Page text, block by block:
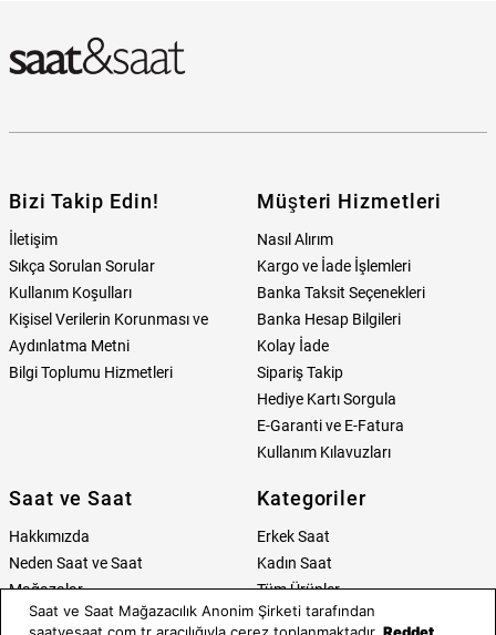
Bizi Takip Edin!
İletişim
Sıkça Sorulan Sorular
Kullanım Koşulları
Kişisel Verilerin Korunması ve
Aydınlatma Metni
Bilgi Toplumu Hizmetleri
Müşteri Hizmetleri
Nasıl Alırım
Kargo ve İade İşlemleri
Banka Taksit Seçenekleri
Banka Hesap Bilgileri
Kolay İade
Sipariş Takip
Hediye Kartı Sorgula
E-Garanti ve E-Fatura
Kullanım Kılavuzları
Saat ve Saat
Hakkımızda
Neden Saat ve Saat
Mağazalar
Kurumsal Satış
Kategoriler
Erkek Saat
Kadın Saat
Tüm Ürünler
Takı & Aksesuar
Saat ve Saat Mağazacılık Anonim Şirketi tarafından
saatvesaat.com.tr aracılığıyla çerez toplanmaktadır. Reddet